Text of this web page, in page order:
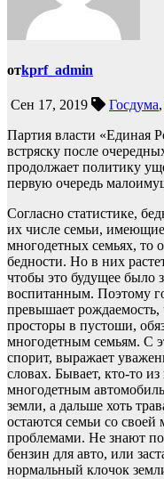
отkprf_admin
Сен 17, 2019 Госдума,
Партия власти «Единая
встряску после
продолжает политику
первую очередь
Согласно статистике,
их числе семьи,
многодетных семьях, то
бедности. Но в них
чтобы это будущее было
воспитанным. Поэтому
превышает рождаемость,
просторы в пустоши,
многодетным семьям. С
спорит, выражает
словах. Бывает, кто-то
многодетным
земли, а дальше хоть
остаются семьи со
проблемами. Не знают
бензин для авто, или
нормальный клочок